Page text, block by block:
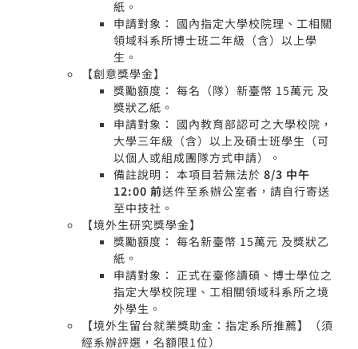
紙。
申請對象： 國內指定大學校院理、工相關
領域科系所博士班二年級（含）以上學
生。
【創意獎學金】
獎勵額度： 每名（隊）新臺幣 15萬元 及
獎狀乙紙。
申請對象： 國內教育部認可之大學校院，
大學三年級（含）以上及碩士班學生（可
以個人或組成團隊方式申請）。
備註說明： 本項目若無法於8/3 中午
12:00 前送件至系辦公室者，請自行寄送
至中技社。
【境外生研究獎學金】
獎勵額度： 每名新臺幣 15萬元 及獎狀乙
紙。
申請對象： 正式在臺修讀碩、博士學位之
指定大學校院理、工相關領域科系所之境
外學生。
【境外生留台就業獎助金：指定系所推薦】（須
經系辦評選，名額限1位）